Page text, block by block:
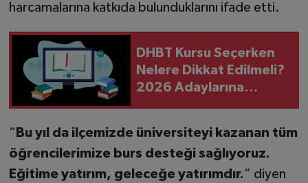
harcamalarına katkıda bulunduklarını ifade etti.
DHBT Kursu Seçerken
Nelere Dikkat Edilmeli?
2026 Adaylarına
“ Bu yıl da ilçemizde üniversiteyi kazanan tüm
öğrencilerimize burs desteği sağlıyoruz.
Eğitime yatırım, geleceğe yatırımdır.” diyen